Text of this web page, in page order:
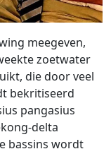
meegeven,
zoetwater
die door veel
bekritiseerd
pangasius
delta
bassins wordt